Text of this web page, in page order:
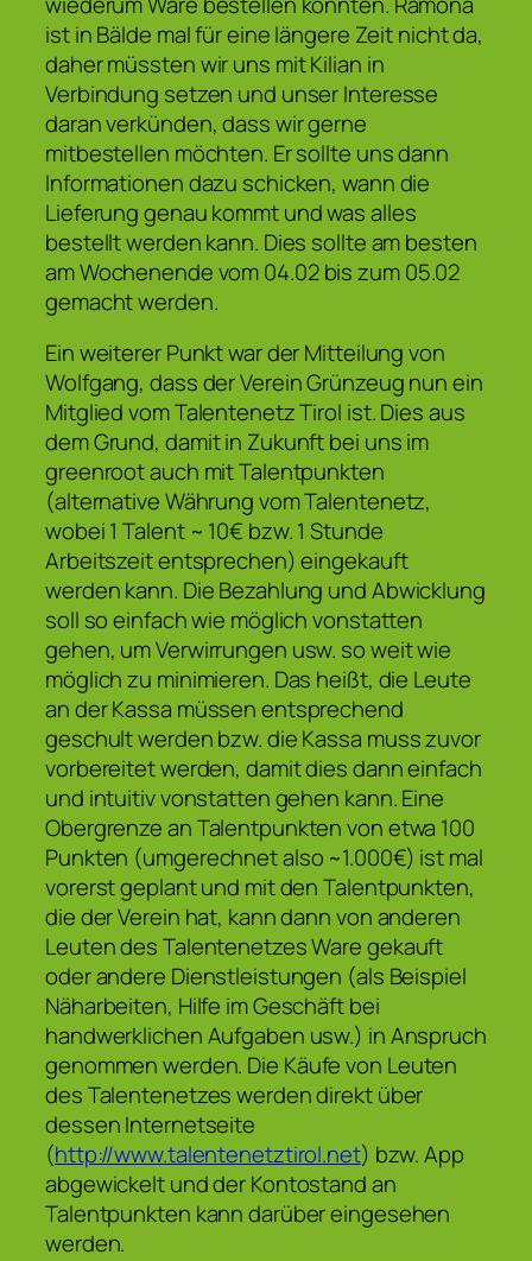
ist in Bälde mal für eine längere Zeit nicht da,
daher müssten wir uns mit Kilian in
Verbindung setzen und unser Interesse
daran verkünden, dass wir gerne
mitbestellen möchten. Er sollte uns dann
Informationen dazu schicken, wann die
Lieferung genau kommt und was alles
bestellt werden kann. Dies sollte am besten
am Wochenende vom 04.02 bis zum 05.02
gemacht werden.
Ein weiterer Punkt war der Mitteilung von
Wolfgang, dass der Verein Grünzeug nun ein
Mitglied vom Talentenetz Tirol ist. Dies aus
dem Grund, damit in Zukunft bei uns im
greenroot auch mit Talentpunkten
(alternative Währung vom Talentenetz,
wobei 1 Talent ~ 10€ bzw. 1 Stunde
Arbeitszeit entsprechen) eingekauft
werden kann. Die Bezahlung und Abwicklung
soll so einfach wie möglich vonstatten
gehen, um Verwirrungen usw. so weit wie
möglich zu minimieren. Das heißt, die Leute
an der Kassa müssen entsprechend
geschult werden bzw. die Kassa muss zuvor
vorbereitet werden, damit dies dann einfach
und intuitiv vonstatten gehen kann. Eine
Obergrenze an Talentpunkten von etwa 100
Punkten (umgerechnet also ~1.000€) ist mal
vorerst geplant und mit den Talentpunkten,
die der Verein hat, kann dann von anderen
Leuten des Talentenetzes Ware gekauft
oder andere Dienstleistungen (als Beispiel
Näharbeiten, Hilfe im Geschäft bei
handwerklichen Aufgaben usw.) in Anspruch
genommen werden. Die Käufe von Leuten
des Talentenetzes werden direkt über
dessen Internetseite
(http://www.talentenetztirol.net) bzw. App
abgewickelt und der Kontostand an
Talentpunkten kann darüber eingesehen
werden.